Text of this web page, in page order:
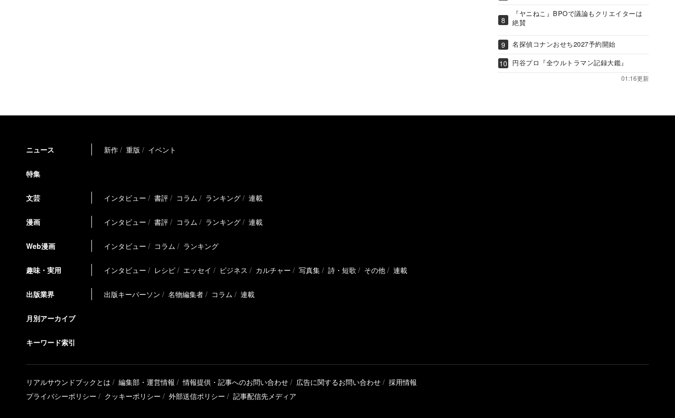
『ヤニねこ』BPOで議論もクリエイターは
絶賛
名探偵コナンおせち2027予約開始
円谷プロ『全ウルトラマン記録大鑑』
01:16更新
ニュース 新作 重版 イベント
特集
文芸 インタビュー 書評 コラム ランキング 連載
漫画 インタビュー 書評 コラム ランキング 連載
Web漫画 インタビュー コラム ランキング
趣味・実用 インタビュー レシピ エッセイ ビジネス カルチャー 写真集 詩・短歌 その他 連載
出版業界 出版キーパーソン 名物編集者 コラム 連載
月別アーカイブ
キーワード索引
リアルサウンドブックとは 編集部・運営情報 情報提供・記事へのお問い合わせ 広告に関するお問い合わせ
採用情報
プライバシーポリシー
クッキーポリシー 外部送信ポリシー 記事配信先メディア